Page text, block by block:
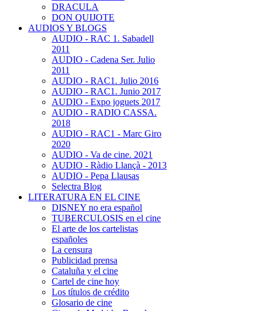
DRACULA
DON QUIJOTE
AUDIOS Y BLOGS
AUDIO - RAC 1. Sabadell
2011
AUDIO - Cadena Ser. Julio
2011
AUDIO - RAC1. Julio 2016
AUDIO - RAC1. Junio 2017
AUDIO - Expo joguets 2017
AUDIO - RADIO CASSA.
2018
AUDIO - RAC1 - Marc Giro
2020
AUDIO - Va de cine. 2021
AUDIO - Ràdio Llançà - 2013
AUDIO - Pepa Llausas
Selectra Blog
LITERATURA EN EL CINE
DISNEY no era español
TUBERCULOSIS en el cine
El arte de los cartelistas
españoles
La censura
Publicidad prensa
Cataluña y el cine
Cartel de cine hoy
Los títulos de crédito
Glosario de cine